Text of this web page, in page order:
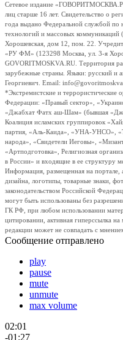
Сетевое издание
лиц старше 16 лет. Свидетельство о
года выдано Федеральной службой по
технологий и массовых
Хорошевская, дом 12, пом. 22.
«РУ ФМ» (123298 Москва, ул. 3-я
GOVORITMOSKVA.RU. Территория
зарубежные страны. Языки: русский и
Георгиевич. Email:
*Экстремистские и террористические
Федерации: «Правый сектор»,
«Джабхат Фатх аш-Шам» (бывшая
Коалиция исламских группировок
партия, «Аль-Каида», «УНА-УНСО»,
народа», «Свидетели Иеговы»,
«Артподготовка», Религиозная
в России» и входящие в ее структуру
Информация, размещенная на портале,
дизайна, логотипы, товарные знаки,
законодательством Российской
могут быть использованы без
ГК РФ, при любом использовании
цитировании, активная гиперссылка
редакции может не совпадать с
Сообщение отправлено
play
pause
mute
unmute
max volume
02:01
-01:27